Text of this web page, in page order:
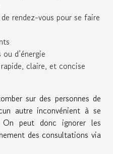
rendez-vous pour se faire
d’énergie
claire, et concise
sur des personnes de
autre inconvénient à se
peut donc ignorer les
des consultations via